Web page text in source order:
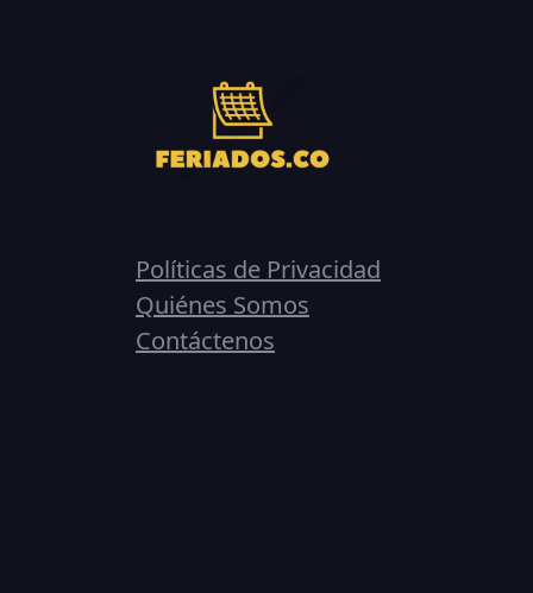
Políticas de Privacidad
Quiénes Somos
Contáctenos